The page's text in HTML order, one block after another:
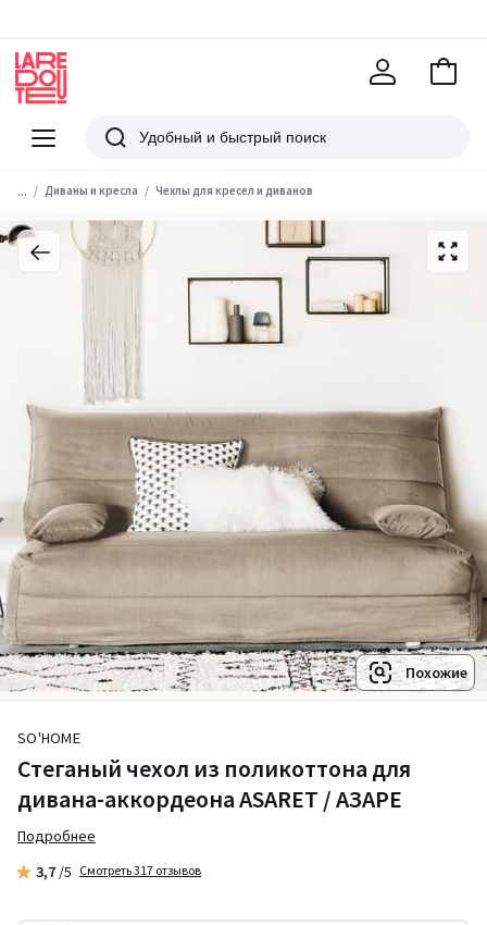
Меню
Redoute
Поиск
В
... Диваны и кресла Чехлы для кресел и диванов
Похожие
SO'HOME
Стеганый чехол из поликоттона для
дивана-аккордеона ASARET / АЗАРЕ
Подробнее
3,7 /5 Смотреть 317 отзывов